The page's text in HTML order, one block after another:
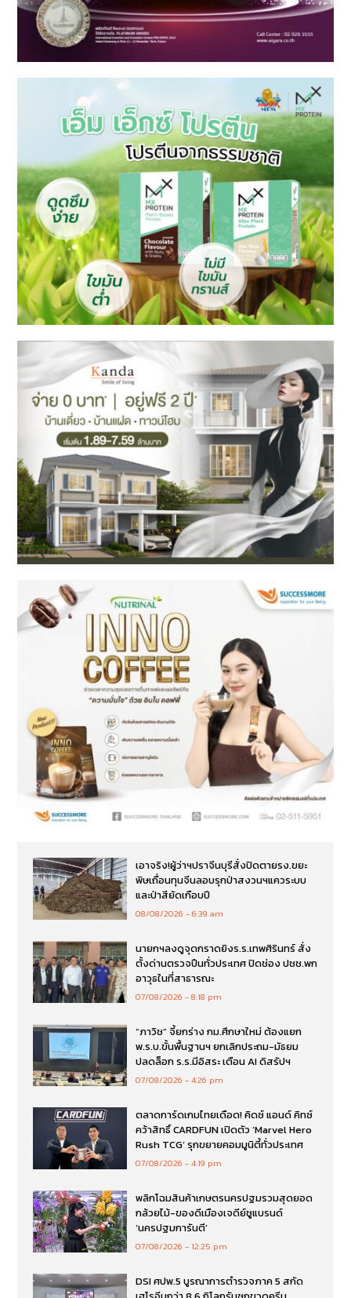
เอาจริง!ผู้ว่าฯปราจีนบุรีสั่งปิดตายรง.ขยะ
พิษเถื่อนทุนจีนลอบรุกป่าสงวนฯแควระบบ
และป่าสียัดเกือบปี
08/08/2026 6:39 am
นายกฯลงดูจุดกราดยิงร.ร.เทพศิรินทร์ สั่ง
ตั้งด่านตรวจปืนทั่วประเทศ ปิดช่อง ปชช.พก
อาวุธในที่สาธารณะ
07/08/2026 8:18 pm
“ภาวิช” จี้ยกร่าง กม.ศึกษาใหม่ ต้องแยก
พ.ร.บ.ขั้นพื้นฐานฯ ยกเลิกประถม-มัธยม
ปลดล็อก ร.ร.มีอิสระ เตือน AI ดิสรัปฯ
07/08/2026 4:26 pm
ตลาดการ์ดเกมไทยเดือด! คิดซ์ แอนด์ คิทซ์
คว้าสิทธิ์ CARDFUN เปิดตัว ‘Marvel Hero
Rush TCG’ รุกขยายคอมมูนิตี้ทั่วประเทศ
07/08/2026 4:19 pm
พลิกโฉมสินค้าเกษตรนครปฐมรวมสุดยอด
กล้วยไม้-ของดีเมืองเจดีย์ชูแบรนด์
‘นครปฐมการันตี’
07/08/2026 12:25 pm
DSI ศปพ.5 บูรณาการตำรวจภาค 5 สกัด